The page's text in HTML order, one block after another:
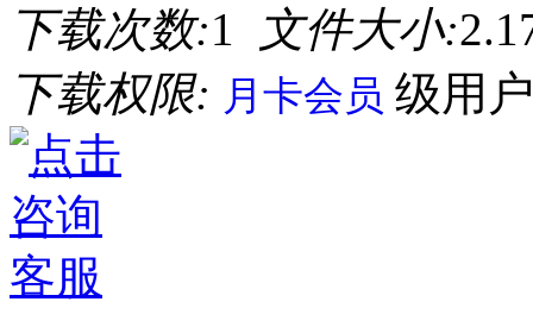
下载次数:1 文件大小:
下载权限: 月卡会员 级用